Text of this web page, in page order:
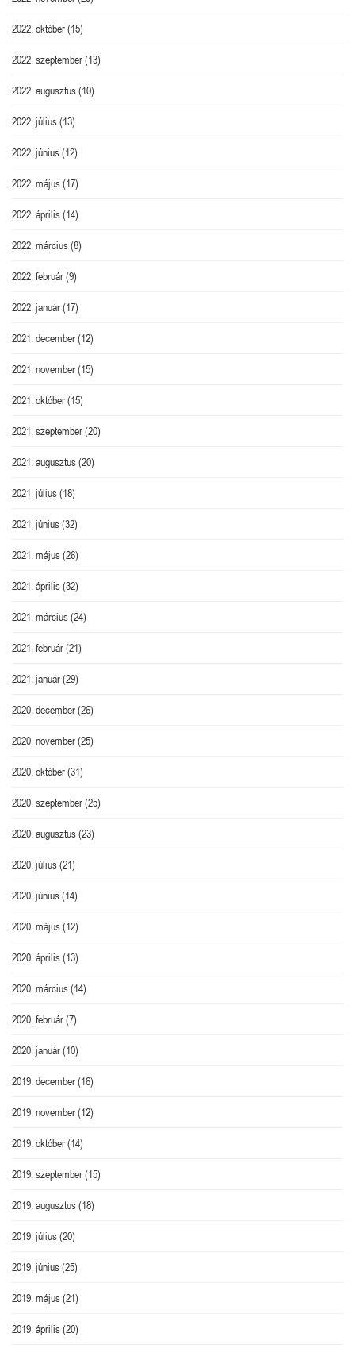
2022. október(15)
2022. szeptember(13)
2022. augusztus(10)
2022. július(13)
2022. június(12)
2022. május(17)
2022. április(14)
2022. március(8)
2022. február(9)
2022. január(17)
2021. december(12)
2021. november(15)
2021. október(15)
2021. szeptember(20)
2021. augusztus(20)
2021. július(18)
2021. június(32)
2021. május(26)
2021. április(32)
2021. március(24)
2021. február(21)
2021. január(29)
2020. december(26)
2020. november(25)
2020. október(31)
2020. szeptember(25)
2020. augusztus(23)
2020. július(21)
2020. június(14)
2020. május(12)
2020. április(13)
2020. március(14)
2020. február(7)
2020. január(10)
2019. december(16)
2019. november(12)
2019. október(14)
2019. szeptember(15)
2019. augusztus(18)
2019. július(20)
2019. június(25)
2019. május(21)
2019. április(20)